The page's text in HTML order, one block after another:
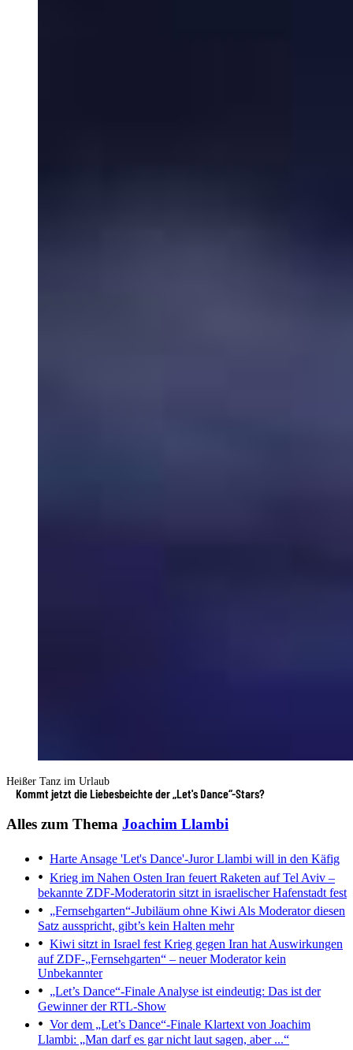
Heißer Tanz im Urlaub
Kommt jetzt die Liebesbeichte der „Let's Dance“-Stars?
Alles zum Thema Joachim Llambi
Harte Ansage 'Let's Dance'-Juror Llambi will in den Käfig
Krieg im Nahen Osten Iran feuert Raketen auf Tel Aviv –
bekannte ZDF-Moderatorin sitzt in israelischer Hafenstadt fest
„Fernsehgarten“-Jubiläum ohne Kiwi Als Moderator diesen
Satz ausspricht, gibt’s kein Halten mehr
Kiwi sitzt in Israel fest Krieg gegen Iran hat Auswirkungen
auf ZDF-„Fernsehgarten“ – neuer Moderator kein
Unbekannter
„Let’s Dance“-Finale Analyse ist eindeutig: Das ist der
Gewinner der RTL-Show
Vor dem „Let’s Dance“-Finale Klartext von Joachim
Llambi: „Man darf es gar nicht laut sagen, aber ...“